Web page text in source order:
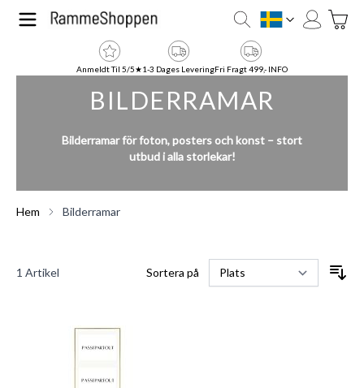
Hoppa till innehållet
SE
Anmeldt Til 5/5★1-3 Dages LeveringFri Fragt 499,- INFO
BILDERRAMAR
Bilderramar för foton, posters och konst – stort
utbud i alla storlekar!
Hem Bilderramar
1 Artikel Sortera på